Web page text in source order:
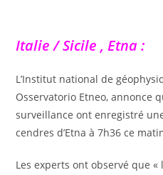
Italie / Sicile , Etna :
L’Institut national de
Osservatorio Etneo, annonce
surveillance ont enregistré
cendres d’Etna à 7h36 ce
Les experts ont observé que